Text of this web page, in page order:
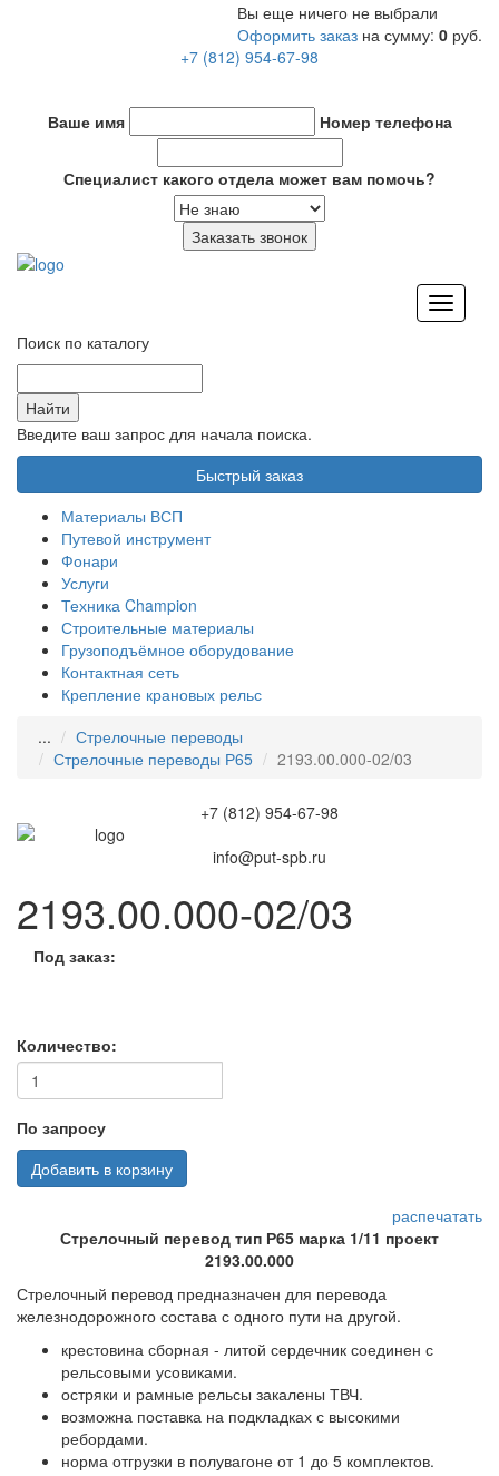
Вы еще ничего не выбрали
Оформить заказ на сумму: 0 руб.
+7 (812) 954-67-98
Ваше имя Номер телефона
Специалист какого отдела может вам помочь?
Поиск по каталогу
Введите ваш запрос для начала поиска.
Быстрый заказ
Материалы ВСП
Путевой инструмент
Фонари
Услуги
Техника Champion
Строительные материалы
Грузоподъёмное оборудование
Контактная сеть
Крепление крановых рельс
...
Стрелочные переводы
Стрелочные переводы Р65
2193.00.000-02/03
+7 (812) 954-67-98
info@put-spb.ru
2193.00.000-02/03
Под заказ:
Количество:
По запросу
Добавить в корзину
распечатать
Стрелочный перевод тип Р65 марка 1/11 проект
2193.00.000
Стрелочный перевод предназначен для перевода
железнодорожного состава с одного пути на другой.
крестовина сборная - литой сердечник соединен с
рельсовыми усовиками.
остряки и рамные рельсы закалены ТВЧ.
возможна поставка на подкладках с высокими
ребордами.
норма отгрузки в полувагоне от 1 до 5 комплектов.